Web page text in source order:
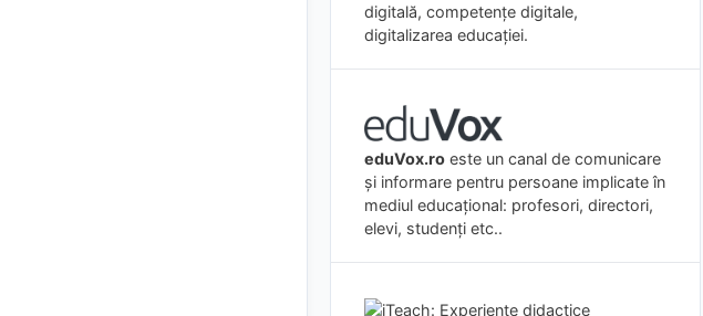
digitală, competențe digitale,
digitalizarea educației.
eduVox.ro este un canal de comunicare
și informare pentru persoane implicate în
mediul educațional: profesori, directori,
elevi, studenți etc..